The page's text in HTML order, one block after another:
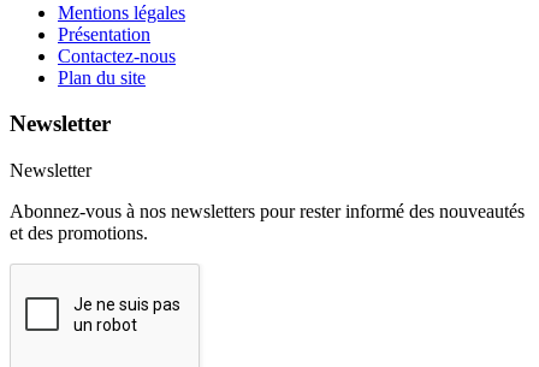
Mentions légales
Présentation
Contactez-nous
Plan du site
Newsletter
Newsletter
Abonnez-vous à nos newsletters pour rester informé des nouveautés
et des promotions.